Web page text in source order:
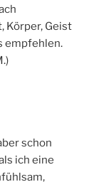
Körper, Geist
empfehlen.
schon
ich eine